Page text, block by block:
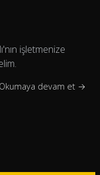
işletmenize
Okumaya devam et →